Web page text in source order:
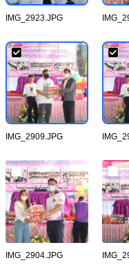
IMG_2923.JPG
IMG_2909.JPG
IMG_2904.JPG